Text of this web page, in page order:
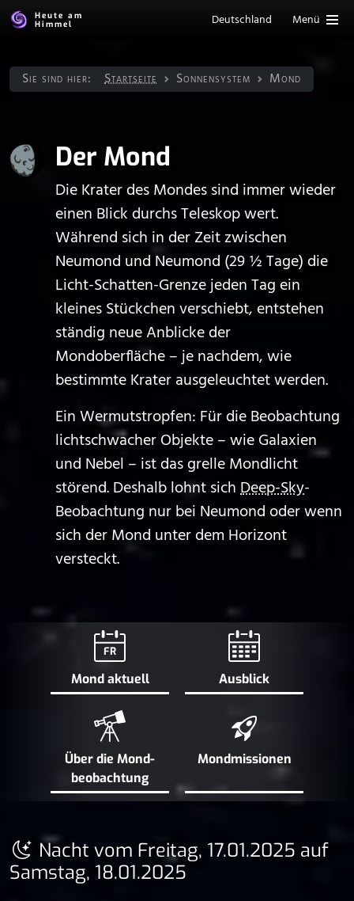
Heute am
Himmel
Deutschland Menü
Sie sind hier: Startseite Sonnen­system Mond
Der Mond
Die Krater des Mondes sind immer wieder
einen Blick durchs Teleskop wert.
Während sich in der Zeit zwischen
Neumond und Neumond (29 ½ Tage) die
Licht-Schatten-Grenze jeden Tag ein
kleines Stückchen verschiebt, entstehen
ständig neue Anblicke der
Mondoberfläche – je nachdem, wie
bestimmte Krater ausgeleuchtet werden.
Ein Wermutstropfen: Für die Beobachtung
lichtschwacher Objekte – wie Galaxien
und Nebel – ist das grelle Mondlicht
störend. Deshalb lohnt sichDeep-Sky-
Beobachtung nur bei Neumond oder wenn
sich der Mond unter dem Horizont
versteckt.
FR
Mond aktuell Ausblick
Über die Mond­
beobachtung
Mond­missionen
Nacht vom Freitag, 17.01.2025 auf
Samstag, 18.01.2025